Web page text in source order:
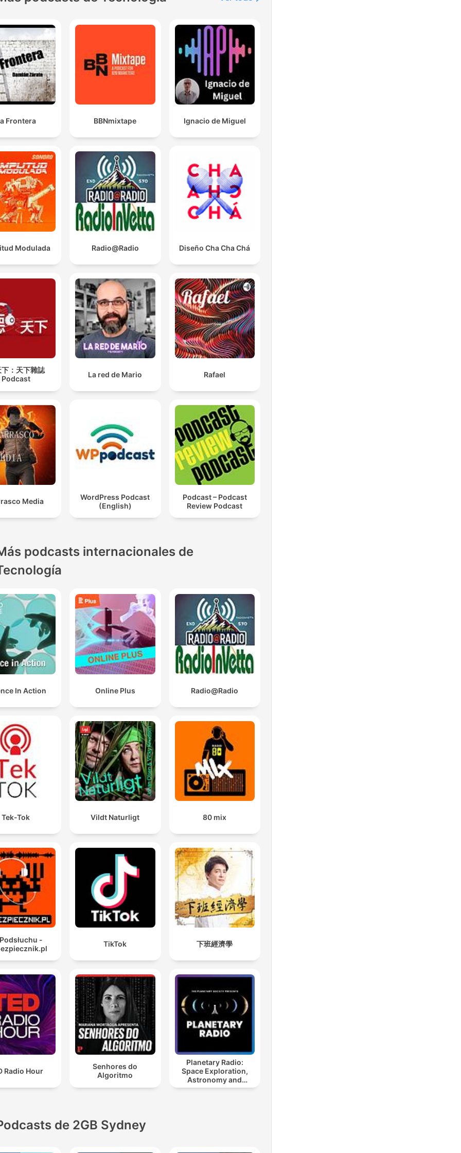
Frontera BBNmixtape Ignacio de Miguel
Modulada Radio@Radio Diseño Cha Cha Chá
：天下雜誌
Podcast
La red de Mario Rafael
Media
WordPress Podcast
(English)
Podcast – Podcast
Review Podcast
podcasts internacionales de
In Action Online Plus Radio@Radio
Tek-Tok Vildt Naturligt 80 mix
-
TikTok 下班經濟學
Radio Hour
Senhores do
Algoritmo
Planetary Radio:
Space Exploration,
Astronomy and
Science
de 2GB Sydney